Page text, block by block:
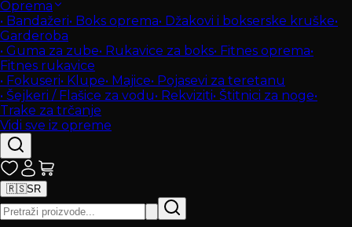
Oprema
• Bandažeri• Boks oprema• Džakovi i bokserske kruške•
Garderoba
• Guma za zube• Rukavice za boks• Fitnes oprema•
Fitnes rukavice
• Fokuseri• Klupe• Majice• Pojasevi za teretanu
• Šejkeri / Flašice za vodu• Rekviziti• Štitnici za noge•
Trake za trčanje
Vidi sve iz opreme
🇷🇸SR